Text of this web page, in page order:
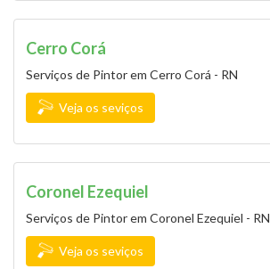
Cerro Corá
Serviços de Pintor em Cerro Corá - RN
Veja os seviços
Coronel Ezequiel
Serviços de Pintor em Coronel Ezequiel - RN
Veja os seviços